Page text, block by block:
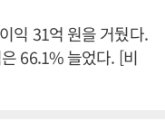
익 31억 원을 거뒀다.
66.1% 늘었다. [비